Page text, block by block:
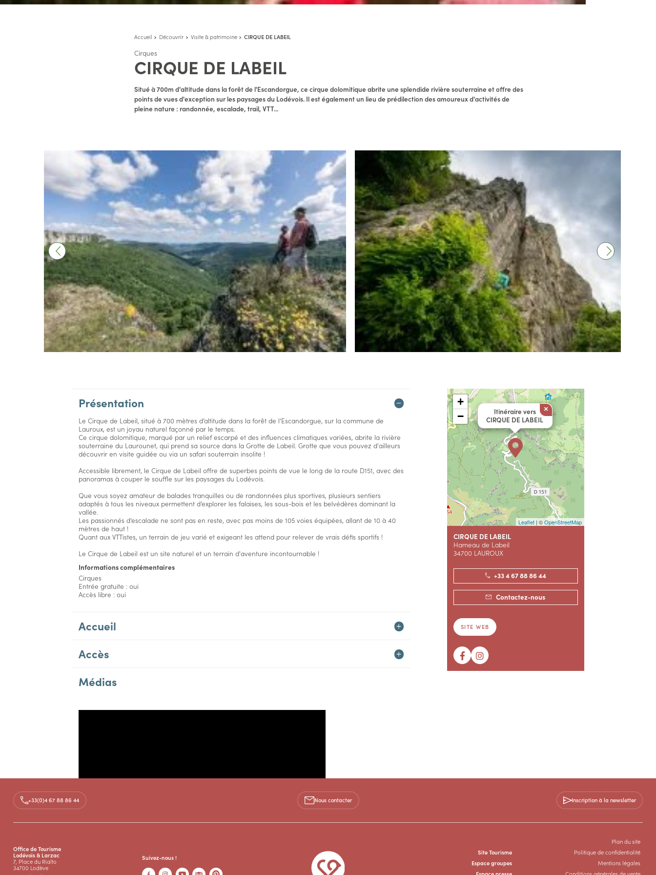
Accueil Découvrir Visite & patrimoine CIRQUE DE LABEIL
Cirques
CIRQUE DE LABEIL
Situé à 700m d'altitude dans la forêt de l'Escandorgue, ce cirque dolomitique abrite une splendide rivière souterraine et offre des
points de vues d'exception sur les paysages du Lodévois. Il est également un lieu de prédilection des amoureux d'activités de
pleine nature : randonnée, escalade, trail, VTT...
Présentation
Le Cirque de Labeil, situé à 700 mètres d’altitude dans la forêt de l’Escandorgue, sur la commune de
Lauroux, est un joyau naturel façonné par le temps.
Ce cirque dolomitique, marqué par un relief escarpé et des influences climatiques variées, abrite la rivière
souterraine du Laurounet, qui prend sa source dans la Grotte de Labeil. Grotte que vous pouvez d'ailleurs
découvrir en visite guidée ou via un safari souterrain insolite !
Accessible librement, le Cirque de Labeil offre de superbes points de vue le long de la route D151, avec des
panoramas à couper le souffle sur les paysages du Lodévois.
Que vous soyez amateur de balades tranquilles ou de randonnées plus sportives, plusieurs sentiers
adaptés à tous les niveaux permettent d’explorer les falaises, les sous-bois et les belvédères dominant la
vallée.
Les passionnés d’escalade ne sont pas en reste, avec pas moins de 105 voies équipées, allant de 10 à 40
mètres de haut !
Quant aux VTTistes, un terrain de jeu varié et exigeant les attend pour relever de vrais défis sportifs !
Le Cirque de Labeil est un site naturel et un terrain d'aventure incontournable !
Informations complémentaires
Cirques
Entrée gratuite : oui
Accès libre : oui
Accueil
Accès
Médias
Itinéraire vers
CIRQUE DE LABEIL
×
+
−
Leaflet | ©OpenStreetMap
CIRQUE DE LABEIL
Hameau de Labeil
34700 LAUROUX
+33 4 67 88 86 44
Contactez-nous
SITE WEB
+33(0)4 67 88 86 44 Nous contacter Inscription à la newsletter
Office de Tourisme
Lodévois & Larzac
7, Place du Rialto
34700 Lodève
Suivez-nous !
Site Tourisme
Espace groupes
Espace presse
Plan du site
Politique de confidentialité
Mentions légales
Conditions générales de vente